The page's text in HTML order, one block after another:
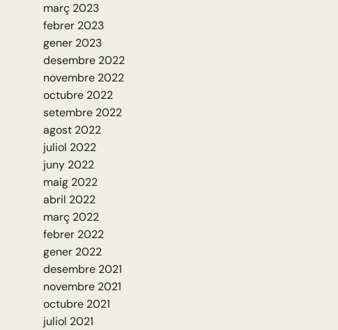
març 2023
febrer 2023
gener 2023
desembre 2022
novembre 2022
octubre 2022
setembre 2022
agost 2022
juliol 2022
juny 2022
maig 2022
abril 2022
març 2022
febrer 2022
gener 2022
desembre 2021
novembre 2021
octubre 2021
juliol 2021